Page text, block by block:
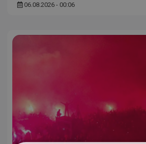
06.08.2026 - 00:06